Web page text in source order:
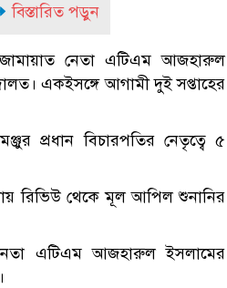
বিস্তারিত পড়ুন
নেতা এটিএম আজহারুল
একইসঙ্গে আগামী দুই সপ্তাহের
প্রধান বিচারপতির নেতৃত্বে ৫
রিভিউ থেকে মূল আপিল শুনানির
এটিএম আজহারুল ইসলামের